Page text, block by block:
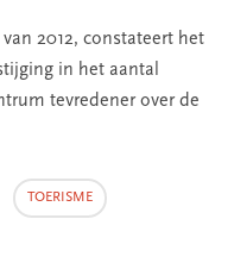
2012, constateert het
in het aantal
tevredener over de
TOERISME